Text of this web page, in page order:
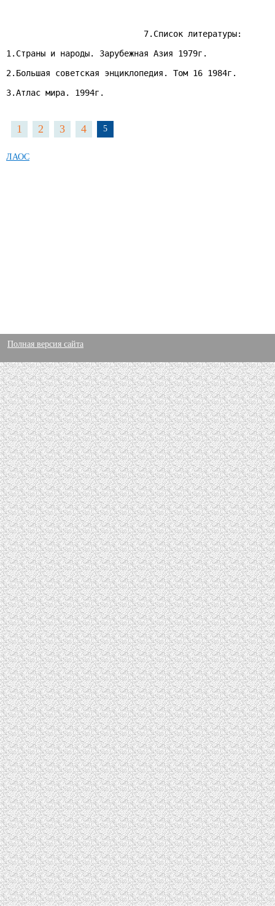
                            7.Список литературы:
1.Страны и народы. Зарубежная Азия 1979г.
2.Большая советская энциклопедия. Том 16 1984г.
3.Атлас мира. 1994г.
1 2 3 4 5
ЛАОС
Полная версия сайта